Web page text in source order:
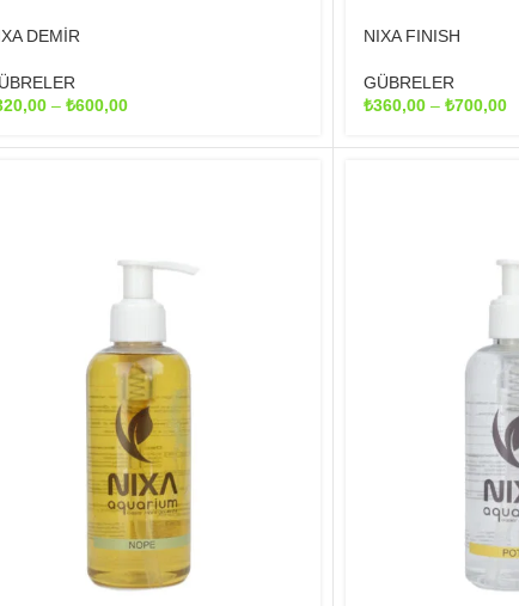
DEMİR
– ₺600,00Fiyat
₺320,00
NIXA FINISH
GÜBRELER
₺360,00 – ₺700,00